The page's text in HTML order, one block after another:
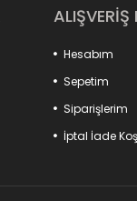
hayatını
prensip
ALIŞVERİŞ
Hesabım
Sepetim
Siparişlerim
İptal İade